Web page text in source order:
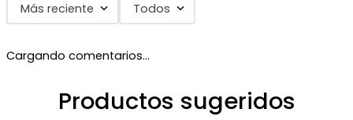
Más reciente Todos
Cargando comentarios…
Productos sugeridos